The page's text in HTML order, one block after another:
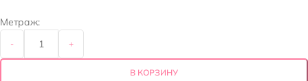
Метраж:
- +
В КОРЗИНУ